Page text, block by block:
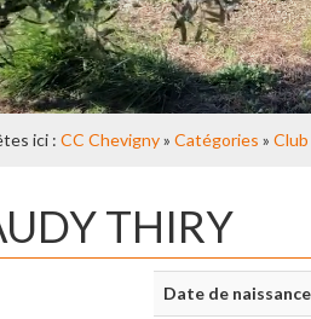
ici : CC Chevigny» Catégories » Club
THIRY
Date de naissance